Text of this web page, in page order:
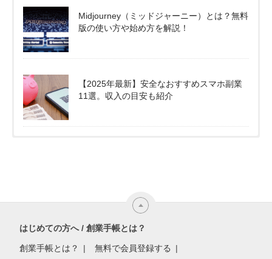
Midjourney（ミッドジャーニー）とは？無料
版の使い方や始め方を解説！
【2025年最新】安全なおすすめスマホ副業
11選。収入の目安も紹介
はじめての方へ / 創業手帳とは？
創業手帳とは？ 無料で会員登録する